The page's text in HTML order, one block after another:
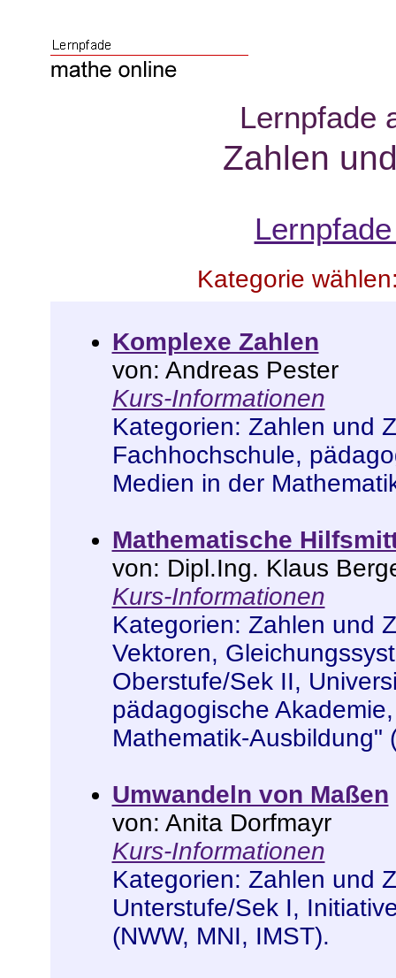
Lernpfade
Zahlen
Kategorie
Komplexe Zahlen
von: Andreas Pester
Kurs-Informationen
Kategorien: Zahlen und
Fachhochschule,
Medien in der
Mathematische
von: Dipl.Ing. Klaus
Kurs-Informationen
Kategorien: Zahlen und
Vektoren,
Oberstufe/Sek II,
pädagogische Akademie
Mathematik-Ausbildung"
Umwandeln von Maßen
von: Anita Dorfmayr
Kurs-Informationen
Kategorien: Zahlen und
Unterstufe/Sek I,
(NWW, MNI, IMST).